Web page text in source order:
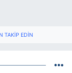
TAKIP EDIN